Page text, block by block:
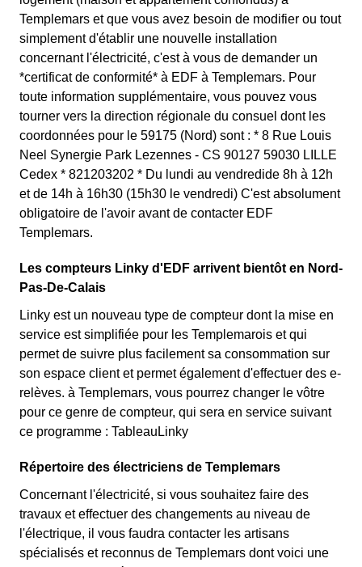
Templemars et que vous avez besoin de modifier ou tout
simplement d'établir une nouvelle installation
concernant l'électricité, c'est à vous de demander un
*certificat de conformité* à EDF à Templemars. Pour
toute information supplémentaire, vous pouvez vous
tourner vers la direction régionale du consuel dont les
coordonnées pour le 59175 (Nord) sont : * 8 Rue Louis
Neel Synergie Park Lezennes - CS 90127 59030 LILLE
Cedex * 821203202 * Du lundi au vendredide 8h à 12h
et de 14h à 16h30 (15h30 le vendredi) C'est absolument
obligatoire de l'avoir avant de contacter EDF
Templemars.
Les compteurs Linky d'EDF arrivent bientôt en Nord-
Pas-De-Calais
Linky est un nouveau type de compteur dont la mise en
service est simplifiée pour les Templemarois et qui
permet de suivre plus facilement sa consommation sur
son espace client et permet également d'effectuer des e-
relèves. à Templemars, vous pourrez changer le vôtre
pour ce genre de compteur, qui sera en service suivant
ce programme : TableauLinky
Répertoire des électriciens de Templemars
Concernant l'électricité, si vous souhaitez faire des
travaux et effectuer des changements au niveau de
l'électrique, il vous faudra contacter les artisans
spécialisés et reconnus de Templemars dont voici une